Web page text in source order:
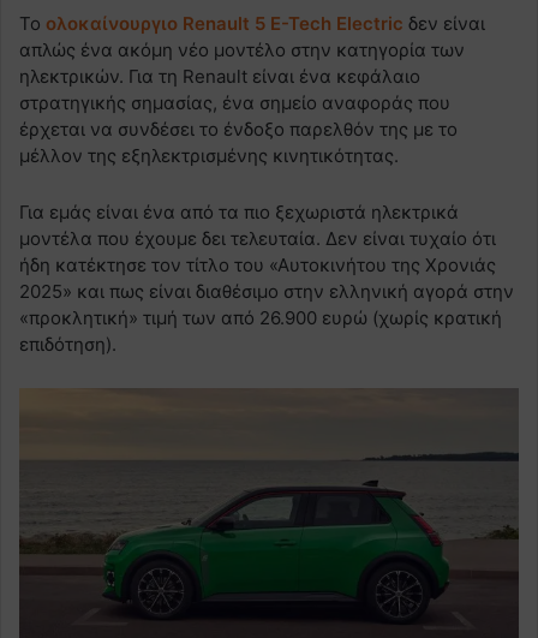
Το ολοκαίνουργιο Renault 5 E-Tech Electric δεν είναι
απλώς ένα ακόμη νέο μοντέλο στην κατηγορία των
ηλεκτρικών. Για τη Renault είναι ένα κεφάλαιο
στρατηγικής σημασίας, ένα σημείο αναφοράς που
έρχεται να συνδέσει το ένδοξο παρελθόν της με το
μέλλον της εξηλεκτρισμένης κινητικότητας.
Για εμάς είναι ένα από τα πιο ξεχωριστά ηλεκτρικά
μοντέλα που έχουμε δει τελευταία. Δεν είναι τυχαίο ότι
ήδη κατέκτησε τον τίτλο του «Αυτοκινήτου της Χρονιάς
2025» και πως είναι διαθέσιμο στην ελληνική αγορά στην
«προκλητική» τιμή των από 26.900 ευρώ (χωρίς κρατική
επιδότηση).